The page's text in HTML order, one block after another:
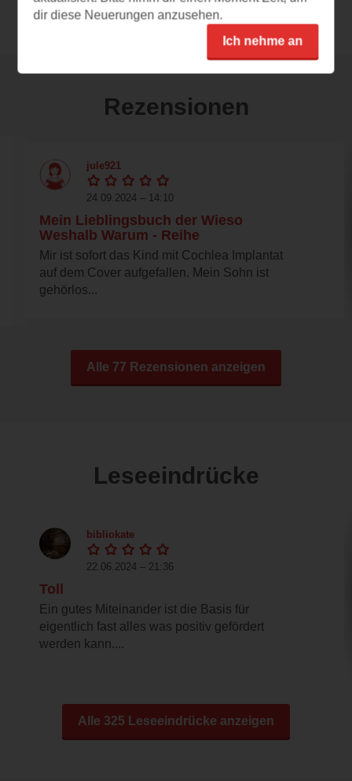
Rezensionen
jule921
24.09.2024 – 14:10
Mein Lieblingsbuch der Wieso
Weshalb Warum - Reihe
Mir ist sofort das Kind mit Cochlea Implantat
auf dem Cover aufgefallen. Mein Sohn ist
gehörlos...
Alle 77 Rezensionen anzeigen
Leseeindrücke
bibliokate
22.06.2024 – 21:36
Toll
Ein gutes Miteinander ist die Basis für
eigentlich fast alles was positiv gefördert
werden kann....
Alle 325 Leseeindrücke anzeigen
dir diese Neuerungen anzusehen.
Ich nehme an